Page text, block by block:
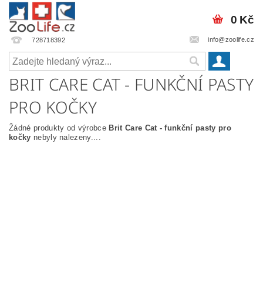
728718392 info@zoolife.cz
0 Kč
BRIT CARE CAT - FUNKČNÍ PASTY
PRO KOČKY
Žádné produkty od výrobce Brit Care Cat - funkční pasty pro
kočky nebyly nalezeny....